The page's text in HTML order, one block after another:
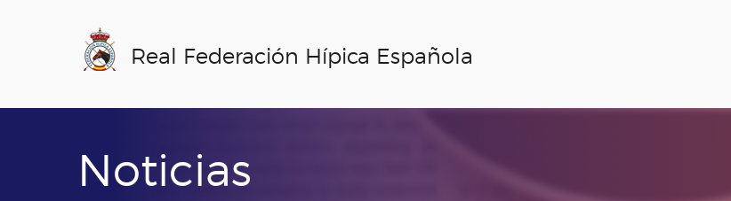
Real Federación Hípica Española
Noticias